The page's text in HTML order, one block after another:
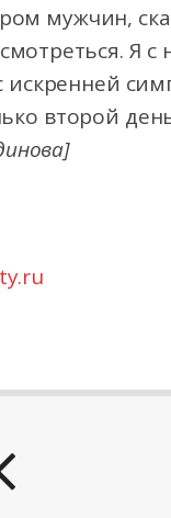
мужчин,
Я
искренней
второй